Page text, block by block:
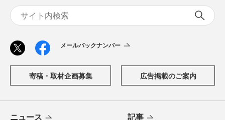
メールバックナンバー
寄稿・取材企画募集 広告掲載のご案内
ニュース 記事